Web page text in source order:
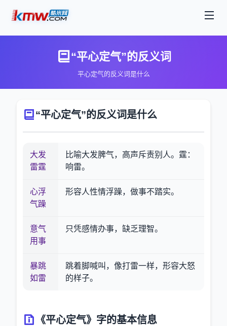
“平心定气”的反义词
平心定气的反义词是什么
“平心定气”的反义词是什么
大发
雷霆
比喻大发脾气，高声斥责别人。霆：
响雷。
心浮
气躁
形容人性情浮躁，做事不踏实。
意气
用事
只凭感情办事，缺乏理智。
暴跳
如雷
跳着脚喊叫，像打雷一样，形容大怒
的样子。
《平心定气》字的基本信息